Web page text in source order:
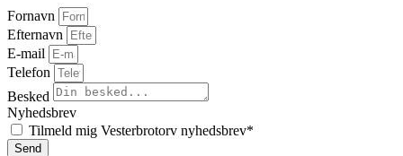
Fornavn
Efternavn
E-mail
Telefon
Besked
Nyhedsbrev
Tilmeld mig Vesterbrotorv nyhedsbrev*
Send